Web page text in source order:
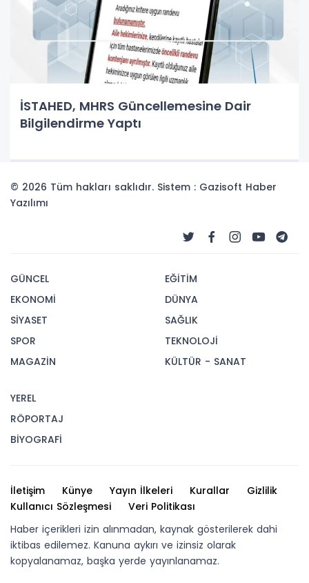
İSTAHED, MHRS Güncellemesine Dair
Bilgilendirme Yaptı
© 2026 Tüm hakları saklıdır. Sistem : Gazisoft Haber
Yazılımı
GÜNCEL
EKONOMİ
SİYASET
SPOR
MAGAZİN
EĞİTİM
DÜNYA
SAĞLIK
TEKNOLOJİ
KÜLTÜR - SANAT
YEREL
RÖPORTAJ
BİYOGRAFİ
İletişim Künye Yayın İlkeleri Kurallar
Gizlilik
Kullanıcı Sözleşmesi
Veri Politikası
Haber içerikleri izin alınmadan, kaynak gösterilerek dahi
iktibas edilemez. Kanuna aykırı ve izinsiz olarak
kopyalanamaz, başka yerde yayınlanamaz.